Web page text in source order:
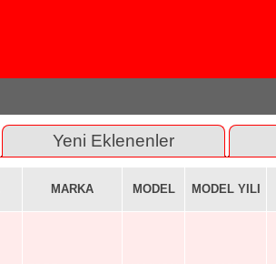
Yeni Eklenenler
MARKA MODEL MODEL YILI